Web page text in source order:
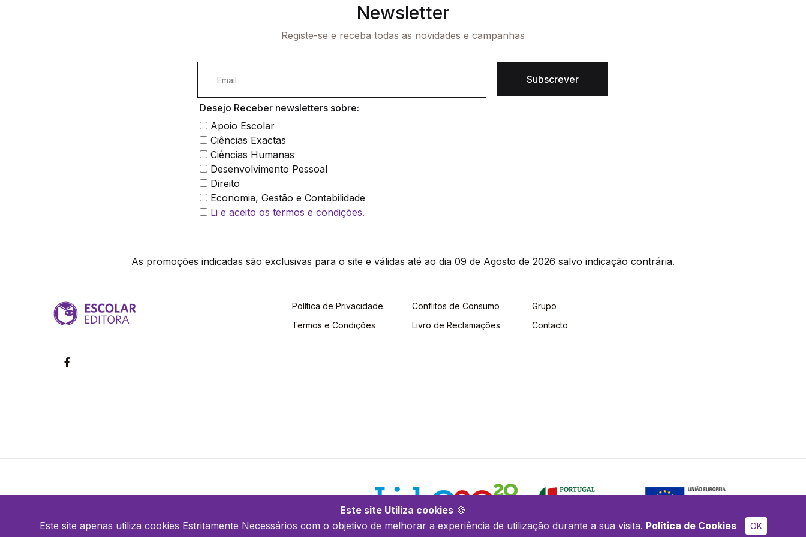
Este site Utiliza cookies 🍪
Este site apenas utiliza cookies Estritamente Necessários com o objetivo de melhorar a experiência de utilização durante a sua visita. Política de Cookies OK
Newsletter
Registe-se e receba todas as novidades e campanhas
Subscrever
Desejo Receber newsletters sobre:
Apoio Escolar
Ciências Exactas
Ciências Humanas
Desenvolvimento Pessoal
Direito
Economia, Gestão e Contabilidade
Li e aceito os termos e condições.
As promoções indicadas são exclusivas para o site e válidas até ao dia 09 de Agosto de 2026 salvo indicação contrária.
Política de Privacidade
Termos e Condições
Conflitos de Consumo
Livro de Reclamações
Grupo
Contacto